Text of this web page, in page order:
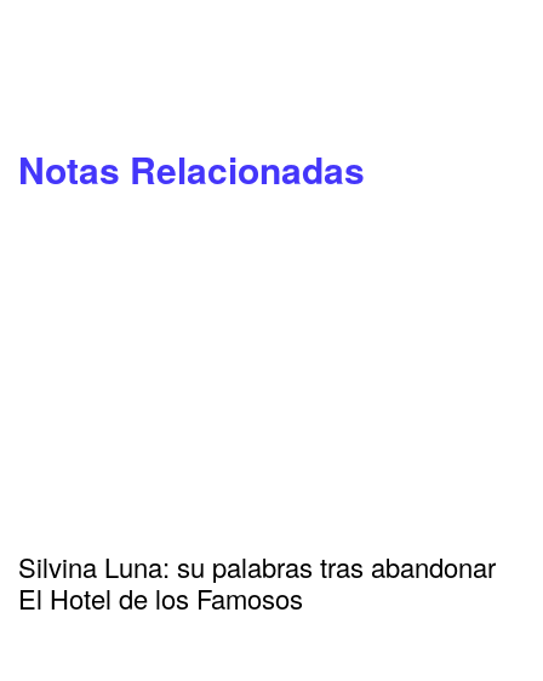
Notas Relacionadas
Silvina Luna: su palabras tras abandonar
El Hotel de los Famosos